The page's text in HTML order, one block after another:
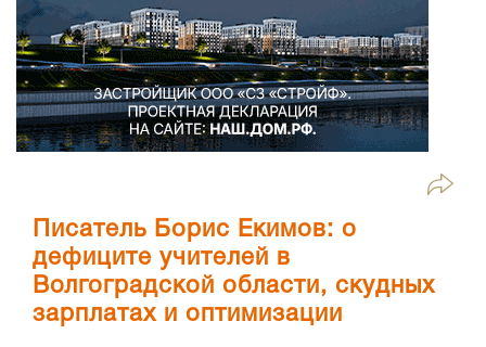
Писатель Борис Екимов: о
дефиците учителей в
Волгоградской области, скудных
зарплатах и оптимизации